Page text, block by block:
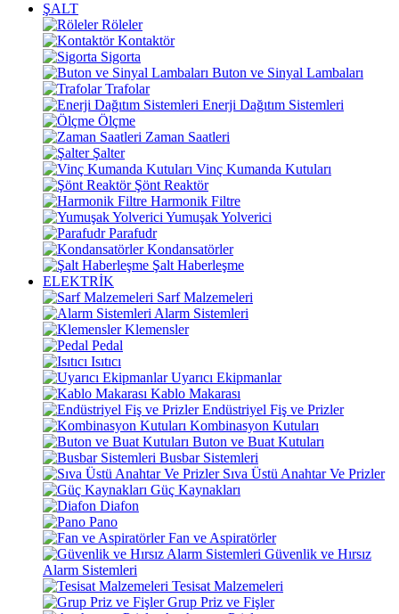
ŞALT
Röleler
Kontaktör
Sigorta
Buton ve Sinyal Lambaları
Trafolar
Enerji Dağıtım Sistemleri
Ölçme
Zaman Saatleri
Şalter
Vinç Kumanda Kutuları
Şönt Reaktör
Harmonik Filtre
Yumuşak Yolverici
Parafudr
Kondansatörler
Şalt Haberleşme
ELEKTRİK
Sarf Malzemeleri
Alarm Sistemleri
Klemensler
Pedal
Isıtıcı
Uyarıcı Ekipmanlar
Kablo Makarası
Endüstriyel Fiş ve Prizler
Kombinasyon Kutuları
Buton ve Buat Kutuları
Busbar Sistemleri
Sıva Üstü Anahtar Ve Prizler
Güç Kaynakları
Diafon
Pano
Fan ve Aspiratörler
Güvenlik ve Hırsız
Alarm Sistemleri
Tesisat Malzemeleri
Grup Priz ve Fişler